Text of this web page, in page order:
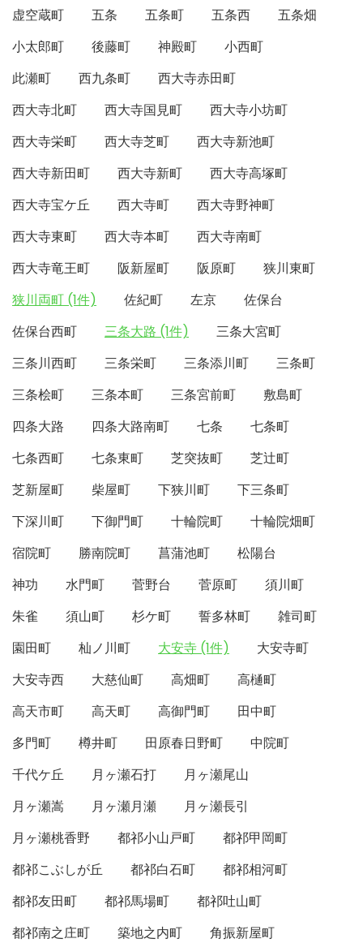
虚空蔵町 五条 五条町 五条西
五条畑
小太郎町
後藤町 神殿町
小西町
此瀬町
西九条町
西大寺赤田町
西大寺北町
西大寺国見町
西大寺小坊町
西大寺栄町
西大寺芝町
西大寺新池町
西大寺新田町
西大寺新町
西大寺高塚町
西大寺宝ケ丘
西大寺町
西大寺野神町
西大寺東町
西大寺本町
西大寺南町
西大寺竜王町
阪新屋町 阪原町
狭川東町
狭川両町 (1件)
佐紀町 左京
佐保台
佐保台西町
三条大路 (1件)
三条大宮町
三条川西町
三条栄町 三条添川町
三条町
三条桧町
三条本町 三条宮前町
敷島町
四条大路
四条大路南町 七条
七条町
七条西町
七条東町 芝突抜町
芝辻町
芝新屋町
柴屋町 下狭川町
下三条町
下深川町
下御門町 十輪院町
十輪院畑町
宿院町
勝南院町 菖蒲池町
松陽台
神功
水門町 菅野台 菅原町
須川町
朱雀
須山町 杉ケ町 誓多林町
雑司町
園田町
杣ノ川町 大安寺 (1件)
大安寺町
大安寺西
大慈仙町 高畑町
高樋町
高天市町
高天町 高御門町
田中町
多門町
樽井町 田原春日野町
中院町
千代ケ丘
月ヶ瀬石打
月ヶ瀬尾山
月ヶ瀬嵩
月ヶ瀬月瀬
月ヶ瀬長引
月ヶ瀬桃香野
都祁小山戸町
都祁甲岡町
都祁こぶしが丘
都祁白石町
都祁相河町
都祁友田町
都祁馬場町
都祁吐山町
都祁南之庄町
築地之内町
角振新屋町